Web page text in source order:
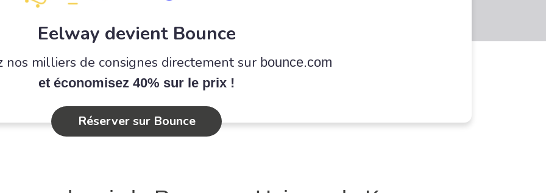
Eelway devient Bounce
nos milliers de consignes directement sur bounce.com
et économisez 40% sur le prix !
Réserver sur Bounce